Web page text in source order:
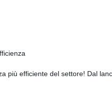
più efficiente del settore! Dal